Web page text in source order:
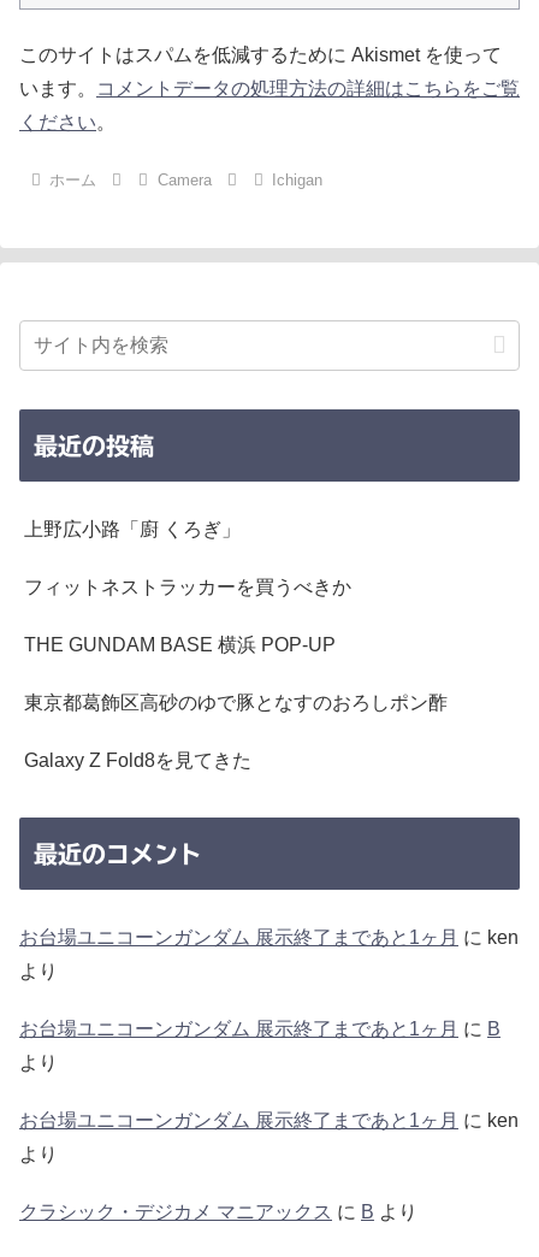
このサイトはスパムを低減するために Akismet を使って
います。
コメントデータの処理方法の詳細はこちらをご覧
ください。
ホーム Camera Ichigan
最近の投稿
上野広小路「廚 くろぎ」
フィットネストラッカーを買うべきか
THE GUNDAM BASE 横浜 POP-UP
東京都葛飾区高砂のゆで豚となすのおろしポン酢
Galaxy Z Fold8を見てきた
最近のコメント
お台場ユニコーンガンダム 展示終了まであと1ヶ月 に ken
より
お台場ユニコーンガンダム 展示終了まであと1ヶ月 に B
より
お台場ユニコーンガンダム 展示終了まであと1ヶ月 に ken
より
クラシック・デジカメ マニアックス に B より